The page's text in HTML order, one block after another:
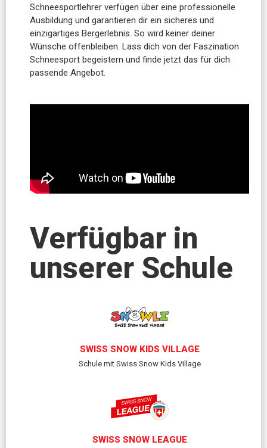
Schneesportlehrer verfügen über eine professionelle
Ausbildung und garantieren dir ein sicheres und
einzigartiges Bergerlebnis. So wird keiner deiner
Wünsche offenbleiben. Lass dich von der Faszination
Schneesport begeistern und finde jetzt das für dich
passende Angebot.
Verfügbar in
unserer Schule
SWISS SNOW KIDS VILLAGE
Schule mit Swiss Snow Kids Village
SWISS SNOW LEAGUE